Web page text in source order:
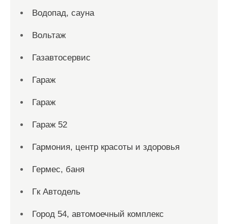
Водопад, сауна
Вольтаж
Газавтосервис
Гараж
Гараж
Гараж 52
Гармония, центр красоты и здоровья
Гермес, баня
Гк Автодель
Город 54, автомоечный комплекс